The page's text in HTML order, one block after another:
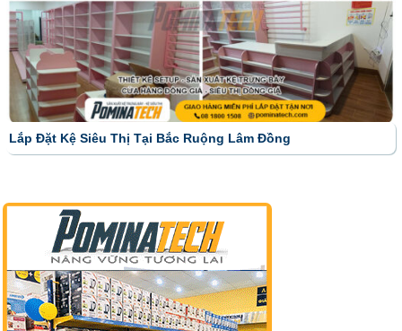
Lắp Đặt Kệ Siêu Thị Tại Bắc Ruộng Lâm Đồng